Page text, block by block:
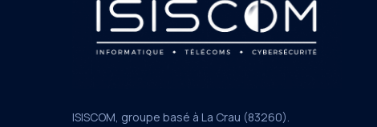
ISISCOM, groupe basé à La Crau (83260).